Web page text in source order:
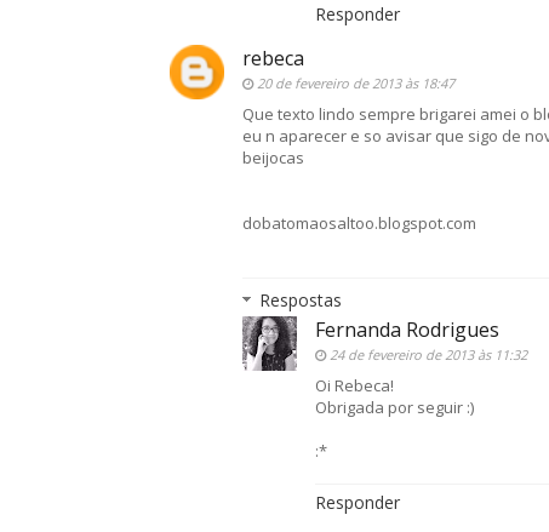
Responder
rebeca
20 de fevereiro de 2013 às 18:47
Que texto lindo sempre brigarei amei o
eu n aparecer e so avisar que sigo de
beijocas
dobatomaosaltoo.blogspot.com
Respostas
Fernanda Rodrigues
24 de fevereiro de 2013 às 11:32
Oi Rebeca!
Obrigada por seguir :)
:*
Responder